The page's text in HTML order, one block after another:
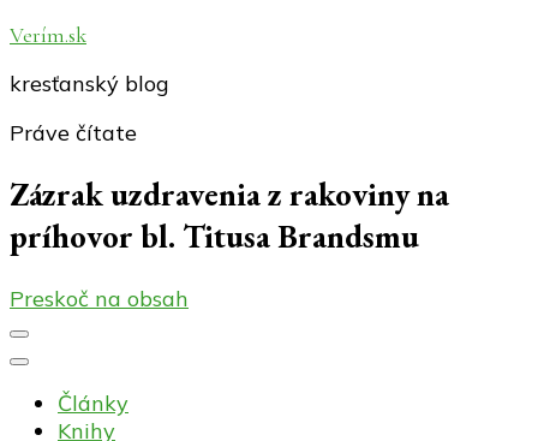
Verím.sk
kresťanský blog
Práve čítate
Zázrak uzdravenia z rakoviny na
príhovor bl. Titusa Brandsmu
Preskoč na obsah
Články
Knihy